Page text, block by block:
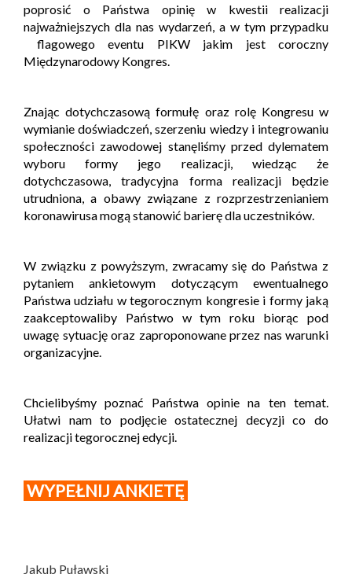
poprosić o Państwa opinię w kwestii realizacji
najważniejszych dla nas wydarzeń, a w tym przypadku
flagowego eventu PIKW jakim jest coroczny
Międzynarodowy Kongres.
Znając dotychczasową formułę oraz rolę Kongresu w
wymianie doświadczeń, szerzeniu wiedzy i integrowaniu
społeczności zawodowej stanęliśmy przed dylematem
wyboru formy jego realizacji, wiedząc że
dotychczasowa, tradycyjna forma realizacji będzie
utrudniona, a obawy związane z rozprzestrzenianiem
koronawirusa mogą stanowić barierę dla uczestników.
W związku z powyższym, zwracamy się do Państwa z
pytaniem ankietowym dotyczącym ewentualnego
Państwa udziału w tegorocznym kongresie i formy jaką
zaakceptowaliby Państwo w tym roku biorąc pod
uwagę sytuację oraz zaproponowane przez nas warunki
organizacyjne.
Chcielibyśmy poznać Państwa opinie na ten temat.
Ułatwi nam to podjęcie ostatecznej decyzji co do
realizacji tegorocznej edycji.
WYPEŁNIJ ANKIETĘ
Jakub Puławski